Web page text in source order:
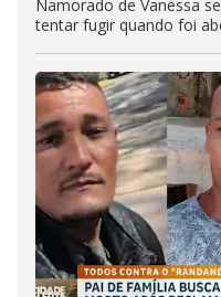
Namorado de Vanessa
tentar fugir quando foi